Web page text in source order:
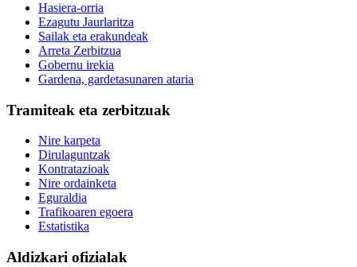
Hasiera-orria
Ezagutu Jaurlaritza
Sailak eta erakundeak
Arreta Zerbitzua
Gobernu irekia
Gardena, gardetasunaren ataria
Tramiteak eta zerbitzuak
Nire karpeta
Dirulaguntzak
Kontratazioak
Nire ordainketa
Eguraldia
Trafikoaren egoera
Estatistika
Aldizkari ofizialak